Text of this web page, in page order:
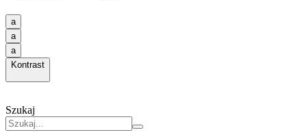
a
a
a
Kontrast
Szukaj